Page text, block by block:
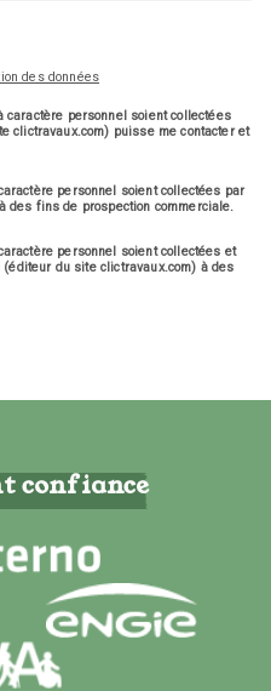
des données
personnel soient collectées
clictravaux.com) puisse me contacter et
personnel soient collectées par
des fins de prospection commerciale.
personnel soient collectées et
du site clictravaux.com) à des
confiance